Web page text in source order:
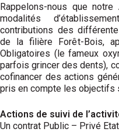
Rappelons-nous que
modalités
contributions des
de la filière Forêt-Bois,
Obligatoires (le fameux
parfois grincer des dents),
cofinancer des actions
pris en compte les objectifs
Actions de suivi de
Un contrat Public – Privé